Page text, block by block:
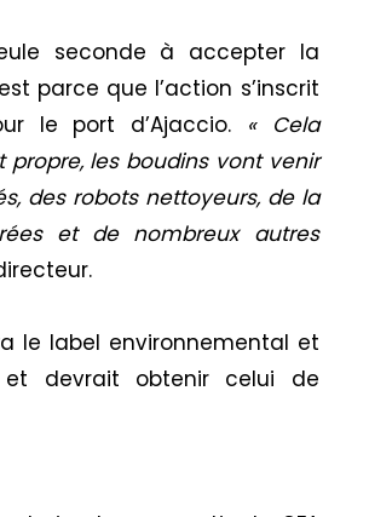
seconde à accepter la
parce que l’action s’inscrit
le port d’Ajaccio.
« Cela
propre, les boudins vontvenir
des robots nettoyeurs, de la
et de nombreux autres
le label environnemental et
devrait obtenir celui de